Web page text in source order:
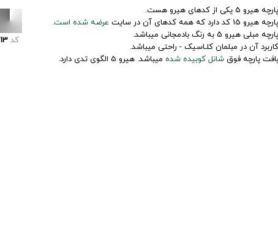
پارچه هیرو 5 یکی از کدهای هیرو هست.
پارچه هیرو 15 کد دارد که همه کدهای آن در سایت
عرضه شده است.
پارچه مبلی هیرو 5 به رنگ بادمجانی میباشد.
کاربرد آن در مبلمان کلـاسیک - راحتی میباشد.
بافت پارچه فوقشانل کوبیده شده میباشد. هیرو 5 الگوی تدی دارد.
کد 13